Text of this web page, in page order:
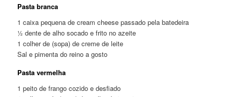
Pasta branca
1 caixa pequena de cream cheese passado pela batedeira
½ dente de alho socado e frito no azeite
1 colher de (sopa) de creme de leite
Sal e pimenta do reino a gosto
Pasta vermelha
1 peito de frango cozido e desfiado